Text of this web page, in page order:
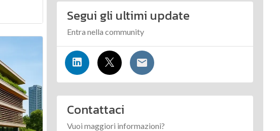
Segui gli ultimi update
Entra nella community
Contattaci
Vuoi maggiori informazioni?